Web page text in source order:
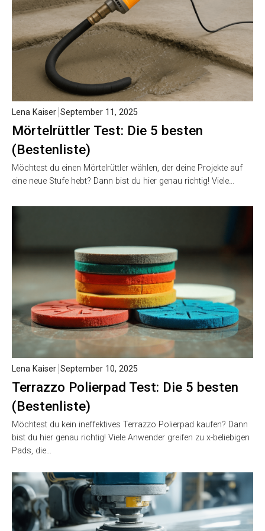
Mörtelrüttler Test: Die 5 besten
(Bestenliste)
Lena Kaiser September 11, 2025
Möchtest du einen Mörtelrüttler wählen, der deine Projekte auf
eine neue Stufe hebt? Dann bist du hier genau richtig! Viele…
Terrazzo Polierpad Test: Die 5 besten
(Bestenliste)
Lena Kaiser September 10, 2025
Möchtest du kein ineffektives Terrazzo Polierpad kaufen? Dann
bist du hier genau richtig! Viele Anwender greifen zu x-beliebigen
Pads, die…